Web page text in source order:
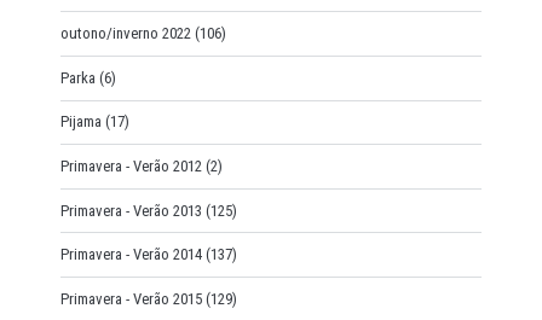
outono/inverno 2022 (106)
Parka (6)
Pijama (17)
Primavera - Verão 2012 (2)
Primavera - Verão 2013 (125)
Primavera - Verão 2014 (137)
Primavera - Verão 2015 (129)